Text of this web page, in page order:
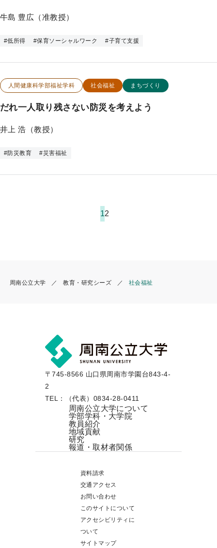
牛島 豊広（准教授）
#低所得 #保育ソーシャルワーク #子育て支援
この研究のカテゴリー
人間健康科学部福祉学科 社会福祉 まちづくり
だれ一人取り残さない防災を考えよう
井上 浩（教授）
この研究のキーワード
#防災教育 #災害福祉
12
周南公立大学 教育・研究シーズ 社会福祉
〒745-8566 山口県周南市学園台843-4-
2
TEL：（代表）0834-28-0411
周南公立大学について
学部学科・大学院
教員紹介
地域貢献
研究
報道・取材者関係
資料請求
交通アクセス
お問い合わせ
このサイトについて
アクセシビリティに
ついて
サイトマップ